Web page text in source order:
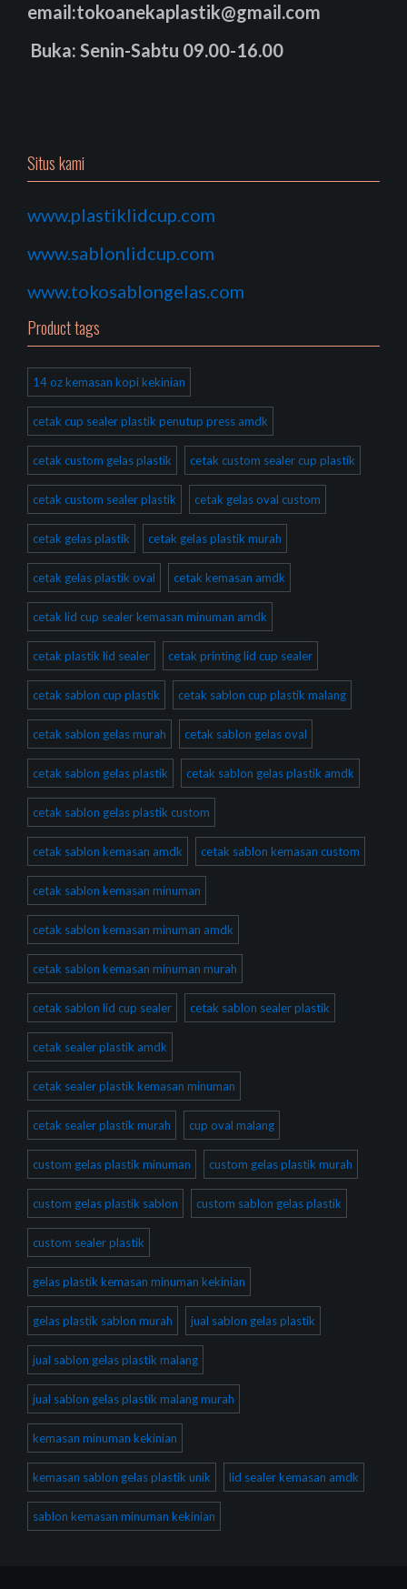
email:tokoanekaplastik@gmail.com
Buka: Senin-Sabtu 09.00-16.00
Situs kami
www.plastiklidcup.com
www.sablonlidcup.com
www.tokosablongelas.com
Product tags
14 oz kemasan kopi kekinian
cetak cup sealer plastik penutup press amdk
cetak custom gelas plastik cetak custom sealer cup plastik
cetak custom sealer plastik cetak gelas oval custom
cetak gelas plastik cetak gelas plastik murah
cetak gelas plastik oval cetak kemasan amdk
cetak lid cup sealer kemasan minuman amdk
cetak plastik lid sealer cetak printing lid cup sealer
cetak sablon cup plastik cetak sablon cup plastik malang
cetak sablon gelas murah cetak sablon gelas oval
cetak sablon gelas plastik cetak sablon gelas plastik amdk
cetak sablon gelas plastik custom
cetak sablon kemasan amdk cetak sablon kemasan custom
cetak sablon kemasan minuman
cetak sablon kemasan minuman amdk
cetak sablon kemasan minuman murah
cetak sablon lid cup sealer cetak sablon sealer plastik
cetak sealer plastik amdk
cetak sealer plastik kemasan minuman
cetak sealer plastik murah cup oval malang
custom gelas plastik minuman custom gelas plastik murah
custom gelas plastik sablon custom sablon gelas plastik
custom sealer plastik
gelas plastik kemasan minuman kekinian
gelas plastik sablon murah jual sablon gelas plastik
jual sablon gelas plastik malang
jual sablon gelas plastik malang murah
kemasan minuman kekinian
kemasan sablon gelas plastik unik lid sealer kemasan amdk
sablon kemasan minuman kekinian